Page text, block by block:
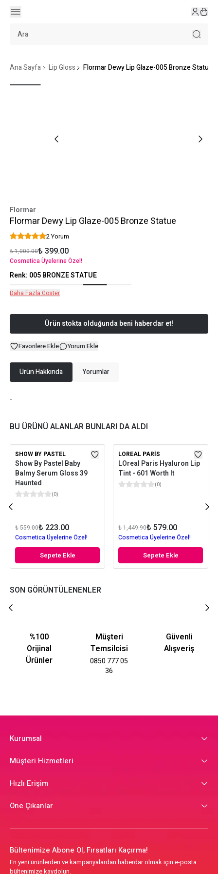
Ana Sayfa Lip Gloss Flormar Dewy Lip Glaze-005 Bronze Statue
Flormar
Flormar Dewy Lip Glaze-005 Bronze Statue
2 Yorum
₺ 1,000.00₺ 399.00
Cosmetica Üyelerine Özel!
Renk: 005 BRONZE STATUE
Daha Fazla Göster
Ürün stokta olduğunda beni haberdar et!
Favorilere Ekle Yorum Ekle
Ürün Hakkında Yorumlar
-
BU ÜRÜNÜ ALANLAR BUNLARI DA ALDI
SHOW BY PASTEL
Show By Pastel Baby
Balmy Serum Gloss 39
Haunted
(0)
₺ 559.00₺ 223.00
Cosmetica Üyelerine Özel!
Sepete Ekle
LOREAL PARIS
LOreal Paris Hyaluron Lip
Tint - 601 Worth It
(0)
₺ 1,449.90₺ 579.00
Cosmetica Üyelerine Özel!
Sepete Ekle
SON GÖRÜNTÜLENENLER
%100
Orijinal
Ürünler
Müşteri
Temsilcisi
0850 777 05
36
Güvenli
Alışveriş
Kurumsal
Müşteri Hizmetleri
Hızlı Erişim
Öne Çıkanlar
Bültenimize Abone Ol, Fırsatları Kaçırma!
En yeni ürünlerden ve kampanyalardan haberdar olmak için e-posta
bültenimize kaydolun.